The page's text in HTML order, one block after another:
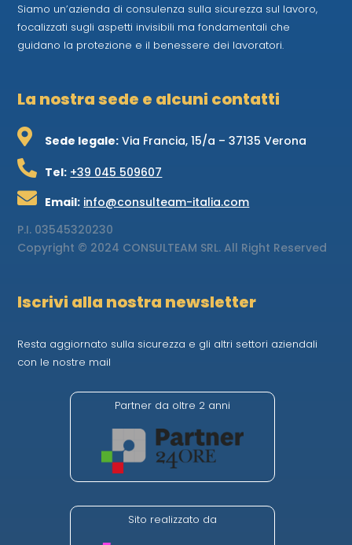
Siamo un’azienda di consulenza sulla sicurezza sul lavoro,
focalizzati sugli aspetti invisibili ma fondamentali che
guidano la protezione e il benessere dei lavoratori.
La nostra sede e alcuni contatti
Sede legale: Via Francia, 15/a – 37135 Verona

Tel: +39 045 509607

Email: info@consulteam-italia.com

P.I. 03545320230
Copyright © 2024 CONSULTEAM SRL. All Right Reserved
Iscrivi alla nostra newsletter
Resta aggiornato sulla sicurezza e gli altri settori aziendali
con le nostre mail
Partner da oltre 2 anni
Sito realizzato da